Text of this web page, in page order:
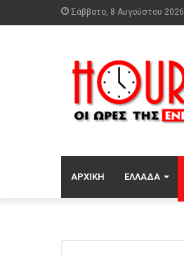
Σάββατο, 8 Αυγούστου 2026
ΑΡΧΙΚΉ ΕΛΛΆΔΑ